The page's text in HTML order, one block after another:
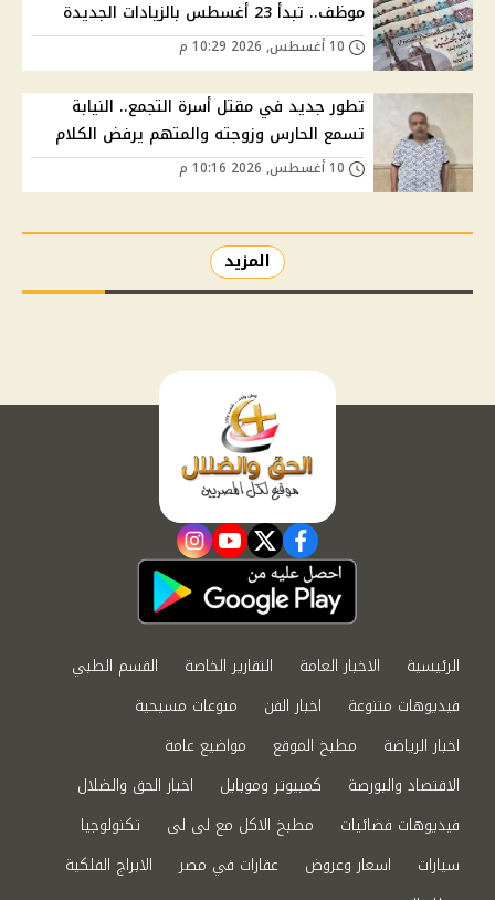
موظف.. تبدأ 23 أغسطس بالزيادات الجديدة
تطور جديد في مقتل أسرة التجمع.. النيابة
تسمع الحارس وزوجته والمتهم يرفض الكلام
المزيد
facebook
twitter
youtube
instagram
الرئيسية الاخبار العامة التقارير الخاصة
القسم الطبي
فيديوهات متنوعة
اخبار الفن
منوعات مسيحية
اخبار الرياضة
مطبخ الموقع
مواضيع عامة
الاقتصاد والبورصة
كمبيوتر وموبايل
اخبار الحق والضلال
فيديوهات فضائيات
مطبخ الاكل مع لى لى
تكنولوجيا
سيارات
اسعار وعروض عقارات في مصر
الابراج الفلكية